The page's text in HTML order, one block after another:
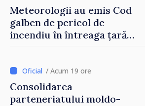
Meteorologii au emis Cod
galben de pericol de
incendiu în întreaga țară
/ Acum 19 ore
Consolidarea
parteneriatului moldo-